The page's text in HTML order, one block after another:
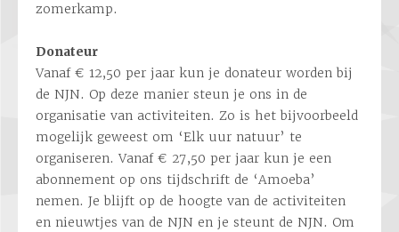
zomerkamp.
Donateur
Vanaf € 12,50 per jaar kun je donateur worden bij
de NJN. Op deze manier steun je ons in de
organisatie van activiteiten. Zo is het bijvoorbeeld
mogelijk geweest om ‘Elk uur natuur’ te
organiseren. Vanaf € 27,50 per jaar kun je een
abonnement op ons tijdschrift de ‘Amoeba’
nemen. Je blijft op de hoogte van de activiteiten
en nieuwtjes van de NJN en je steunt de NJN. Om